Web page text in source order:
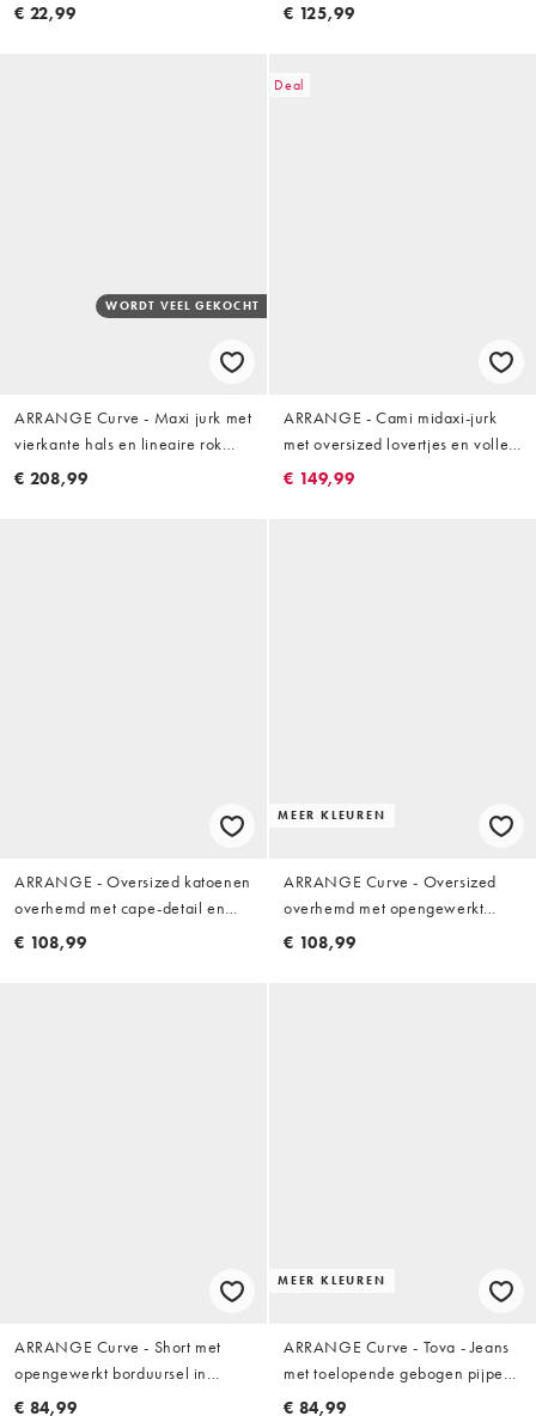
in wit
€ 22,99
sierstiksels in stone
€ 125,99
WORDT VEEL GEKOCHT
ARRANGE Curve - Maxi jurk met
vierkante hals en lineaire rok
van jacquard in lichtgeel
€ 208,99
Deal
ARRANGE - Cami midaxi-jurk
met oversized lovertjes en volle
rok in zachtroze
€ 149,99
ARRANGE - Oversized katoenen
overhemd met cape-detail en
vierkant design in wit
€ 108,99
MEER KLEUREN
ARRANGE Curve - Oversized
overhemd met opengewerkt
borduursel in wit, deel van co-
€ 108,99
ARRANGE Curve - Short met
opengewerkt borduursel in
chocoladebruin, deel van co-ord
€ 84,99
MEER KLEUREN
ARRANGE Curve - Tova - Jeans
met toelopende gebogen pijpen
en omgeslagen zoom in beenwit
€ 84,99